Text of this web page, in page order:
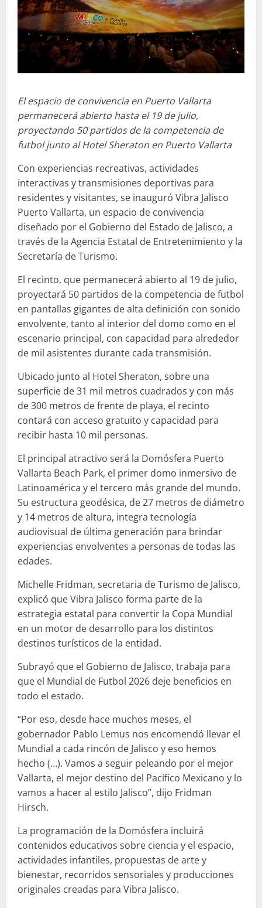
El espacio de convivencia en Puerto Vallarta
permanecerá abierto hasta el 19 de julio,
proyectando 50 partidos de la competencia de
futbol junto al Hotel Sheraton en Puerto Vallarta
Con experiencias recreativas, actividades
interactivas y transmisiones deportivas para
residentes y visitantes, se inauguró Vibra Jalisco
Puerto Vallarta, un espacio de convivencia
diseñado por el Gobierno del Estado de Jalisco, a
través de la Agencia Estatal de Entretenimiento y la
Secretaría de Turismo.
El recinto, que permanecerá abierto al 19 de julio,
proyectará 50 partidos de la competencia de futbol
en pantallas gigantes de alta definición con sonido
envolvente, tanto al interior del domo como en el
escenario principal, con capacidad para alrededor
de mil asistentes durante cada transmisión.
Ubicado junto al Hotel Sheraton, sobre una
superficie de 31 mil metros cuadrados y con más
de 300 metros de frente de playa, el recinto
contará con acceso gratuito y capacidad para
recibir hasta 10 mil personas.
El principal atractivo será la Domósfera Puerto
Vallarta Beach Park, el primer domo inmersivo de
Latinoamérica y el tercero más grande del mundo.
Su estructura geodésica, de 27 metros de diámetro
y 14 metros de altura, integra tecnología
audiovisual de última generación para brindar
experiencias envolventes a personas de todas las
edades.
Michelle Fridman, secretaria de Turismo de Jalisco,
explicó que Vibra Jalisco forma parte de la
estrategia estatal para convertir la Copa Mundial
en un motor de desarrollo para los distintos
destinos turísticos de la entidad.
Subrayó que el Gobierno de Jalisco, trabaja para
que el Mundial de Futbol 2026 deje beneficios en
todo el estado.
“Por eso, desde hace muchos meses, el
gobernador Pablo Lemus nos encomendó llevar el
Mundial a cada rincón de Jalisco y eso hemos
hecho (…). Vamos a seguir peleando por el mejor
Vallarta, el mejor destino del Pacífico Mexicano y lo
vamos a hacer al estilo Jalisco”, dijo Fridman
Hirsch.
La programación de la Domósfera incluirá
contenidos educativos sobre ciencia y el espacio,
actividades infantiles, propuestas de arte y
bienestar, recorridos sensoriales y producciones
originales creadas para Vibra Jalisco.